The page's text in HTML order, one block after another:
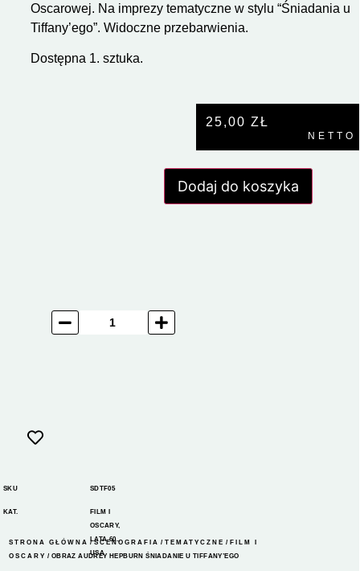
Oscarowej. Na imprezy tematyczne w stylu “Śniadania u
Tiffany’ego”. Widoczne przebarwienia.
Dostępna 1. sztuka.
25,00 ZŁ
NETTO
Dodaj do koszyka
SKU SDTF05
KAT.
FILM I
OSCARY,
LATA 60. ,
USA
STRONA GŁÓWNA /SCENOGRAFIA /TEMATYCZNE / FILM I
OSCARY / OBRAZ AUDREY HEPBURN ŚNIADANIE U TIFFANY’EGO